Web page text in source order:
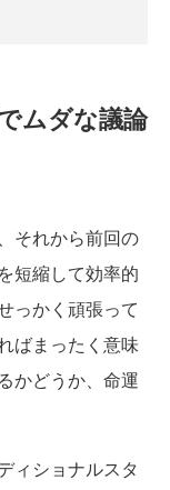
ムダな議論
それから前回の
短縮して効率的
っかく頑張って
ばまったく意味
かどうか、命運
ィショナルスタ